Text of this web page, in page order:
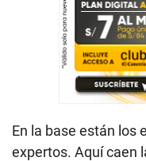
En la base están los
expertos. Aquí caen